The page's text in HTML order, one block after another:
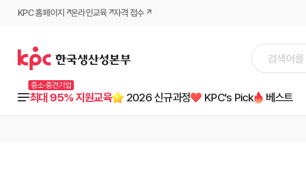
KPC 홈페이지 온라인교육 자격 접수
중소·중견기업
최대 95% 지원교육 2026 신규과정 KPC's Pick 베스트